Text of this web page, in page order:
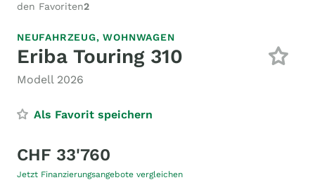
den Favoriten2
NEUFAHRZEUG,WOHNWAGEN
Eriba Touring 310
Modell 2026
Als Favorit speichern
CHF 33'760
Jetzt Finanzierungsangebote vergleichen